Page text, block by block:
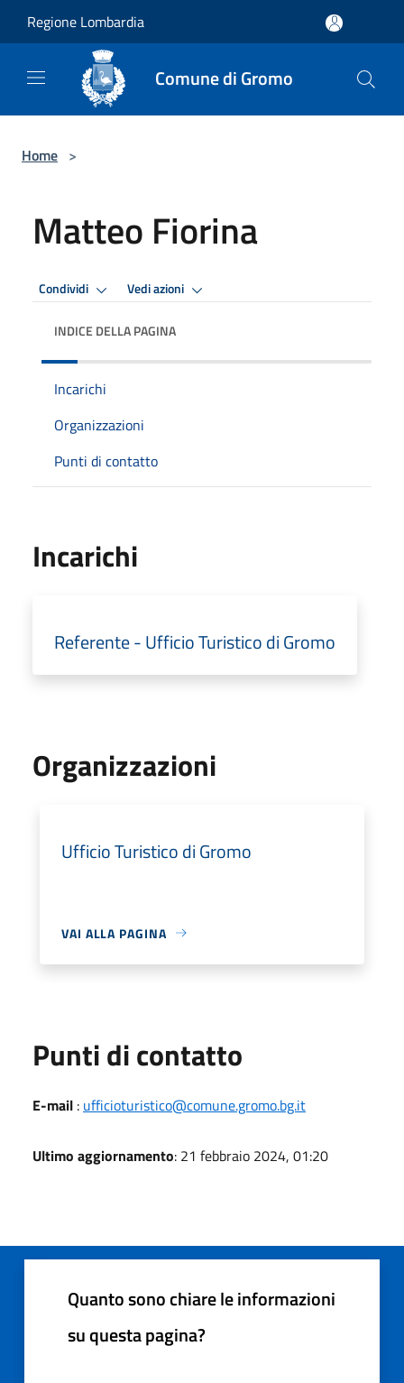
Regione Lombardia
Comune di Gromo
Home >
Matteo Fiorina
Condividi Vedi azioni
INDICE DELLA PAGINA
Incarichi
Organizzazioni
Punti di contatto
Incarichi
Referente - Ufficio Turistico di Gromo
Organizzazioni
Ufficio Turistico di Gromo
VAI ALLA PAGINA
Punti di contatto
E-mail : ufficioturistico@comune.gromo.bg.it
Ultimo aggiornamento: 21 febbraio 2024, 01:20
Quanto sono chiare le informazioni
su questa pagina?